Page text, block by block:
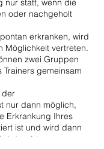
nur statt, wenn die
oder nachgeholt
erkranken, wird
Möglichkeit vertreten.
zwei Gruppen
Trainers gemeinsam
der
nur dann möglich,
Erkrankung Ihres
ist und wird dann
das Attest vor